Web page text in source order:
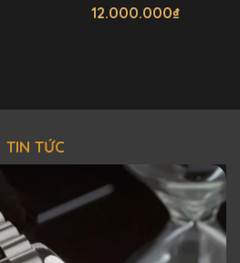
XANH 40MM
12.000.000₫
TIN TỨC